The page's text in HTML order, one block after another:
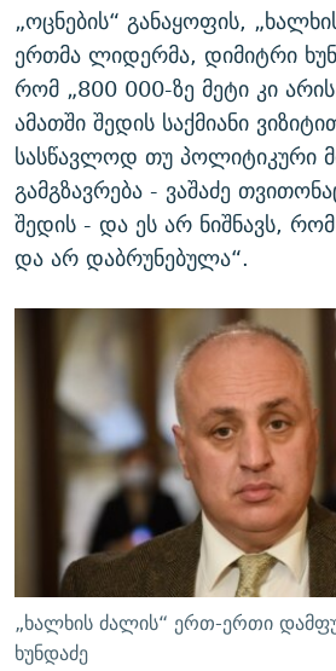
„ოცნების“ განაყოფის,
ერთმა ლიდერმა, დიმიტრი
რომ „800 000-ზე მეტი კი
ამათში შედის საქმიანი
სასწავლოდ თუ პოლიტიკური
გამგზავრება - ვაშაძე
შედის - და ეს არ ნიშნავს,
და არ დაბრუნებულა“.
„ხალხის ძალის“ ერთ-ერთი
ხუნდაძე